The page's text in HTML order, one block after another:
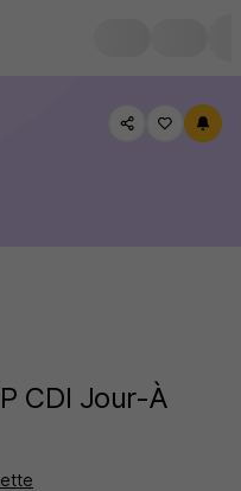
CDI Jour-À